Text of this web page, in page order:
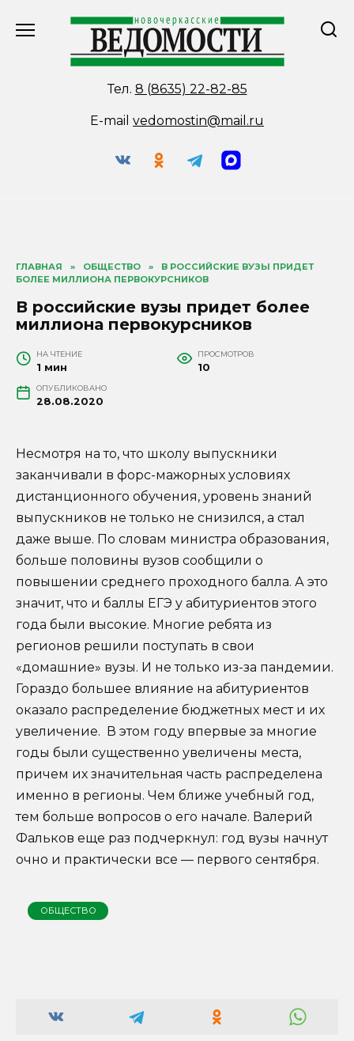
Тел. 8 (8635) 22-82-85
E-mail vedomostin@mail.ru
ГЛАВНАЯ » ОБЩЕСТВО »
В РОССИЙСКИЕ ВУЗЫ ПРИДЕТ
БОЛЕЕ МИЛЛИОНА ПЕРВОКУРСНИКОВ
В российские вузы придет более
миллиона первокурсников
НА ЧТЕНИЕ
1 мин
ПРОСМОТРОВ
10
ОПУБЛИКОВАНО
28.08.2020
Несмотря на то, что школу выпускники
заканчивали в форс-мажорных условиях
дистанционного обучения, уровень знаний
выпускников не только не снизился, а стал
даже выше. По словам министра образования,
больше половины вузов сообщили о
повышении среднего проходного балла. А это
значит, что и баллы ЕГЭ у абитуриентов этого
года были высокие. Многие ребята из
регионов решили поступать в свои
«домашние» вузы. И не только из-за пандемии.
Гораздо большее влияние на абитуриентов
оказало распределение бюджетных мест и их
увеличение. В этом году впервые за многие
годы были существенно увеличены места,
причем их значительная часть распределена
именно в регионы. Чем ближе учебный год,
тем больше вопросов о его начале. Валерий
Фальков еще раз подчеркнул: год вузы начнут
очно и практически все — первого сентября.
ОБЩЕСТВО